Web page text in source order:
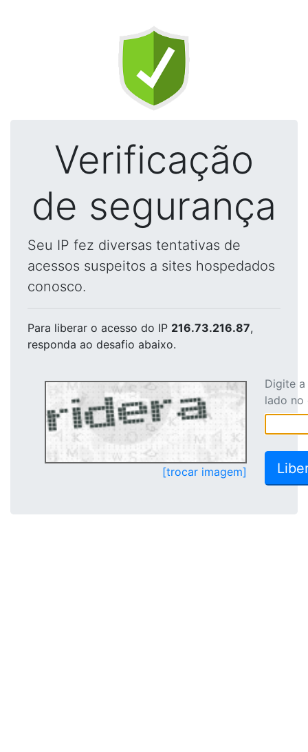
Verificação
de segurança
Seu IP fez diversas tentativas de
acessos suspeitos a sites hospedados
conosco.
Para liberar o acesso do IP 216.73.216.87,
responda ao desafio abaixo.
[trocar imagem]
Digite
lado no